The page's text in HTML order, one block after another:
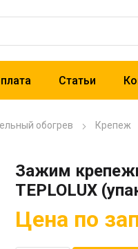
Статьи
обогрев Крепеж
Зажим
TEPLOLUX
Цена по